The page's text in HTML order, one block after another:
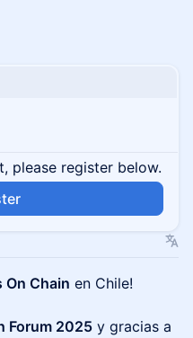
please register below.
On Chain en Chile!
Forum 2025 y gracias a